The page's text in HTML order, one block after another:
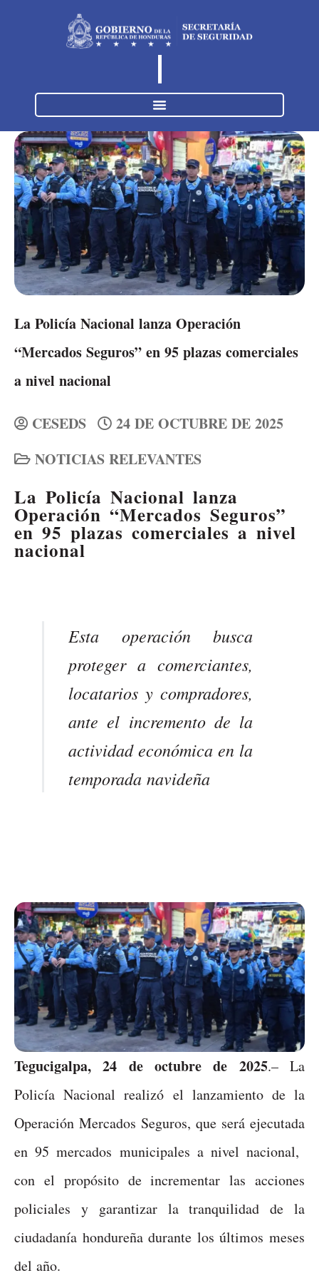
La Policía Nacional lanza Operación
“Mercados Seguros” en 95 plazas comerciales
a nivel nacional
CESEDS
24 DE OCTUBRE DE 2025
NOTICIAS RELEVANTES
La Policía Nacional lanza
Operación “Mercados Seguros”
en 95 plazas comerciales a nivel
nacional
Esta operación busca
proteger a comerciantes,
locatarios y compradores,
ante el incremento de la
actividad económica en la
temporada navideña
Tegucigalpa, 24 de octubre de 2025.– La
Policía Nacional realizó el lanzamiento de la
Operación Mercados Seguros, que será ejecutada
en 95 mercados municipales a nivel nacional,
con el propósito de incrementar las acciones
policiales y garantizar la tranquilidad de la
ciudadanía hondureña durante los últimos meses
del año.